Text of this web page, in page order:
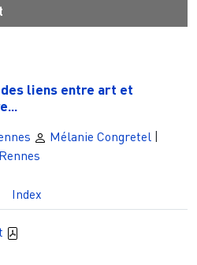
liens entre art et
Mélanie Congretel
Rennes
Index